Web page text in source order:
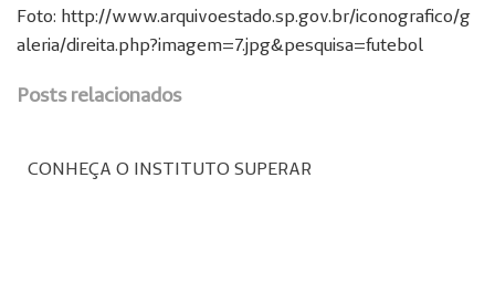
Foto: http://www.arquivoestado.sp.gov.br/iconografico/g
aleria/direita.php?imagem=7.jpg&pesquisa=futebol
Posts relacionados
CONHEÇA O INSTITUTO SUPERAR